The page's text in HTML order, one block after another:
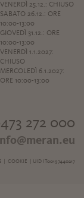
VENERDÌ 25.12.: CHIUSO
SABATO 26.12.: ORE
10:00-13:00
GIOVEDÌ 31.12.: ORE
10:00-13:00
VENERDÌ 1.1.2027:
CHIUSO
MERCOLEDÌ 6.1.2027:
ORE 10:00-13:00
272 000
| COOKIE | UID IT00197440217